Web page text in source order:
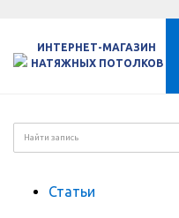
ИНТЕРНЕТ-МАГАЗИН
НАТЯЖНЫХ ПОТОЛКОВ
Статьи